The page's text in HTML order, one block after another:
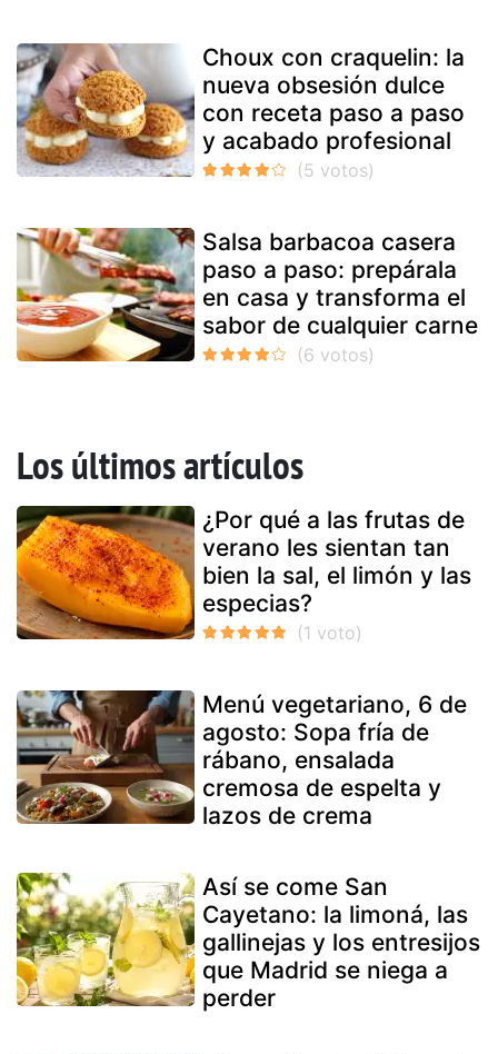
Choux con craquelin: la
nueva obsesión dulce
con receta paso a paso
y acabado profesional
Salsa barbacoa casera
paso a paso: prepárala
en casa y transforma el
sabor de cualquier carne
Los últimos artículos
¿Por qué a las frutas de
verano les sientan tan
bien la sal, el limón y las
especias?
Menú vegetariano, 6 de
agosto: Sopa fría de
rábano, ensalada
cremosa de espelta y
lazos de crema
Así se come San
Cayetano: la limoná, las
gallinejas y los entresijos
que Madrid se niega a
perder